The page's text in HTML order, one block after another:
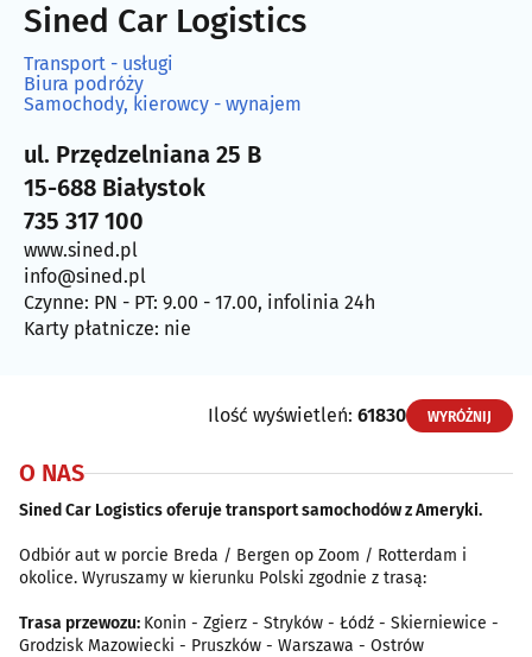
Sined Car Logistics
Transport - usługi
Biura podróży
Samochody, kierowcy - wynajem
ul. Przędzelniana 25 B
15-688 Białystok
735 317 100
www.sined.pl
info@sined.pl
Czynne: PN - PT: 9.00 - 17.00, infolinia 24h
Karty płatnicze: nie
Ilość wyświetleń: 61830 WYRÓŻNIJ
O NAS
Sined Car Logistics oferuje transport samochodów z Ameryki.
Odbiór aut w porcie Breda / Bergen op Zoom / Rotterdam i
okolice. Wyruszamy w kierunku Polski zgodnie z trasą:
Trasa przewozu: Konin - Zgierz - Stryków - Łódź - Skierniewice -
Grodzisk Mazowiecki - Pruszków - Warszawa - Ostrów